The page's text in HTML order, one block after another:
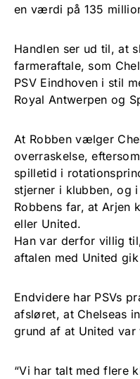
en værdi på 135
Handlen ser ud til, at
farmeraftale, som
PSV Eindhoven i stil
Royal Antwerpen og
At Robben vælger
overraskelse,
spilletid i
stjerner i klubben, og
Robbens far, at Arjen
eller United.
Han var derfor villig
aftalen med United
Endvidere har PSVs
afsløret, at Chelseas
grund af at United var
“Vi har talt med flere